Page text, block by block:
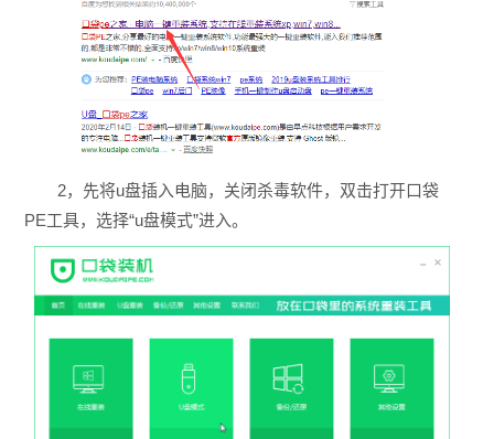
2，先将u盘插入电脑，关闭杀毒软件，双击打开口袋
PE工具，选择“u盘模式”进入。